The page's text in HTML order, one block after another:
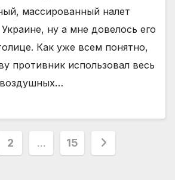
массированный налет
ну а мне довелось его
Как уже всем понятно,
противник использовал весь
2 … 15